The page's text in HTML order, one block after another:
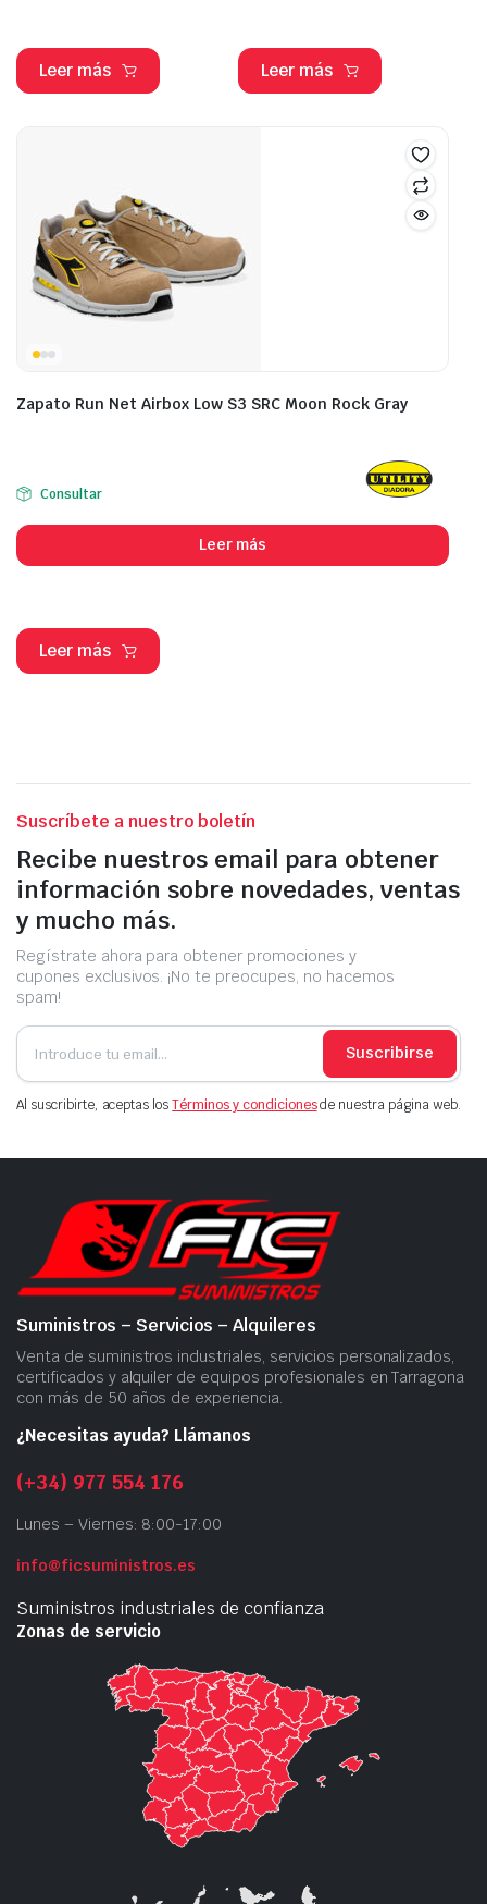
Leer más Leer más
Zapato Run Net Airbox Low S3 SRC Moon Rock Gray
Consultar
Leer más
Leer más
Suscríbete a nuestro boletín
Recibe nuestros email para obtener
información sobre novedades, ventas
y mucho más.
Regístrate ahora para obtener promociones y
cupones exclusivos. ¡No te preocupes, no hacemos
spam!
Suscribirse
Al suscribirte, aceptas losTérminos y condicionesde nuestra página web.
Suministros – Servicios – Alquileres
Venta de suministros industriales, servicios personalizados,
certificados y alquiler de equipos profesionales en Tarragona
con más de 50 años de experiencia.
¿Necesitas ayuda? Llámanos
(+34) 977 554 176
Lunes – Viernes: 8:00-17:00
info@ficsuministros.es
Suministros industriales de confianza
Zonas de servicio